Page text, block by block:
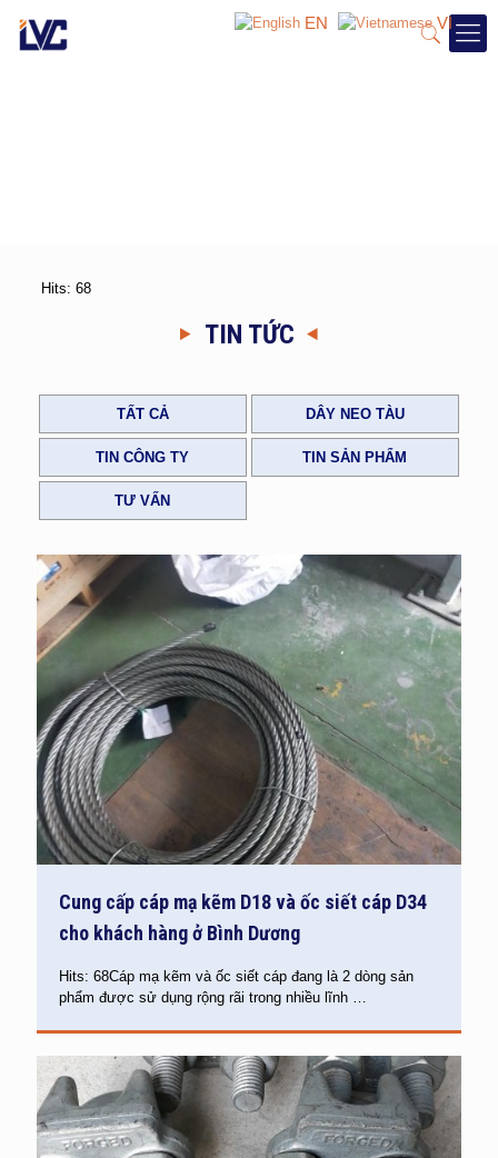
Hits: 68
TIN TỨC
TẤT CẢ DÂY NEO TÀU
TIN CÔNG TY TIN SẢN PHẨM
TƯ VẤN
Cung cấp cáp mạ kẽm D18 và ốc siết cáp D34
cho khách hàng ở Bình Dương
Hits: 68Cáp mạ kẽm và ốc siết cáp đang là 2 dòng sản
phẩm được sử dụng rộng rãi trong nhiều lĩnh …
EN VI